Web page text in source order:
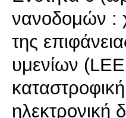
νανοδομών :
της
υμενίων
ηλεκτρονική